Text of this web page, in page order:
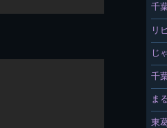
千
リ
じ
千
ま
東